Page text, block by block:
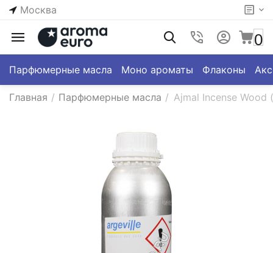
Москва
0
Парфюмерные масла Моно ароматы Флаконы
Главная / Парфюмерные масла / Ajmal Incense Wood